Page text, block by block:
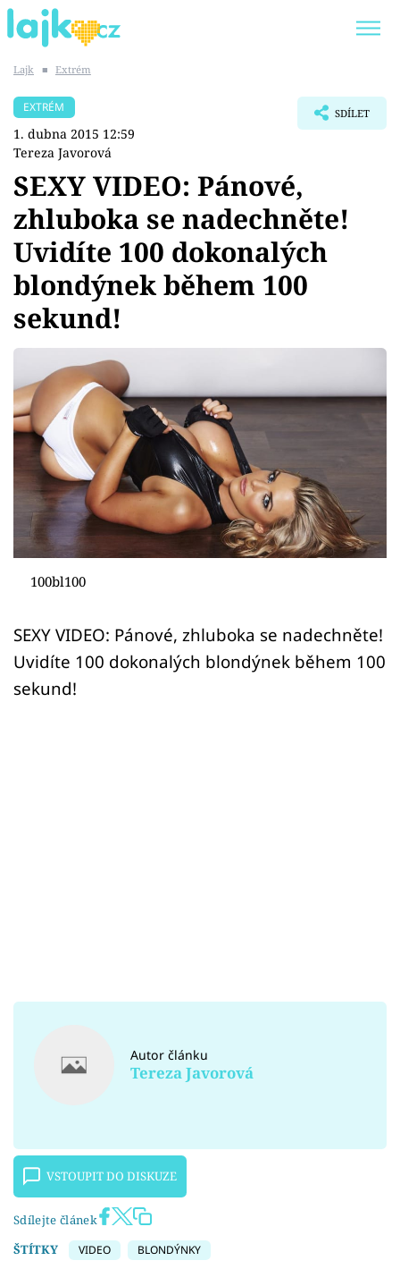
SHOPAHOLICADEL
Témata
Showbyznys
Youtubeři
Sex a vztahy
Videa
Sledujte prima+
Přihlášení
Lajk ■ Extrém
EXTRÉM
1. dubna 2015 12:59
Tereza Javorová
SDÍLET
SEXY VIDEO: Pánové,
zhluboka se nadechněte!
Uvidíte 100 dokonalých
blondýnek během 100
sekund!
100bl100
SEXY VIDEO: Pánové, zhluboka se nadechněte!
Uvidíte 100 dokonalých blondýnek během 100
sekund!
Autor článku
Tereza Javorová
VSTOUPIT DO DISKUZE
Sdílejte článek
ŠTÍTKY
VIDEO BLONDÝNKY